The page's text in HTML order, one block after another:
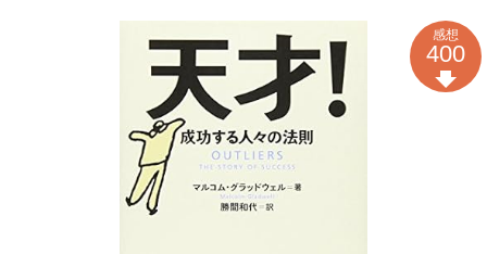
感想
400